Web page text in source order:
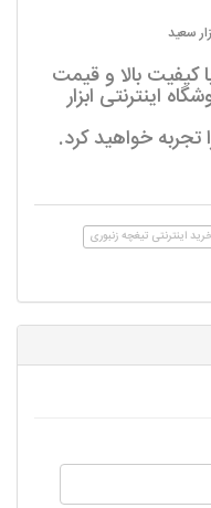
سعید
کیفیت بالا و قیمت
اینترنتی ابزار
خواهید کرد.
اینترنتی تیغچه زنبوری